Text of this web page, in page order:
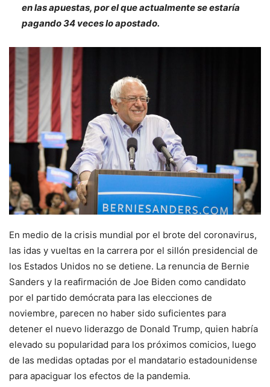
en las apuestas, por el que actualmente se estaría
pagando 34 veces lo apostado.
En medio de la crisis mundial por el brote del coronavirus,
las idas y vueltas en la carrera por el sillón presidencial de
los Estados Unidos no se detiene. La renuncia de Bernie
Sanders y la reafirmación de Joe Biden como candidato
por el partido demócrata para las elecciones de
noviembre, parecen no haber sido suficientes para
detener el nuevo liderazgo de Donald Trump, quien habría
elevado su popularidad para los próximos comicios, luego
de las medidas optadas por el mandatario estadounidense
para apaciguar los efectos de la pandemia.